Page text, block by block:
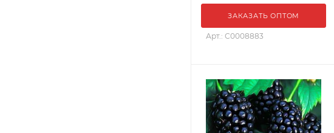
ЗАКАЗАТЬ ОПТОМ
Арт.: С0008883